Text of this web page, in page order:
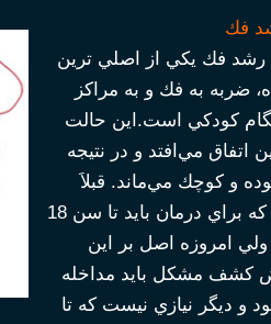
فك
فك يكي از اصلي ترين
ضربه به فك و به مراكز
كودكي است.اين حالت
اتفاق مي‌افتد و در نتيجه
و كوچك مي‌ماند. قبلاَ
اعتقاد براين بود كه براي درمان بايد تا سن 18
امروزه اصل بر اين
كشف مشكل بايد مداخله
و ديگر نيازي نيست كه تا